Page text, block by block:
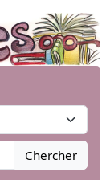
Chercher